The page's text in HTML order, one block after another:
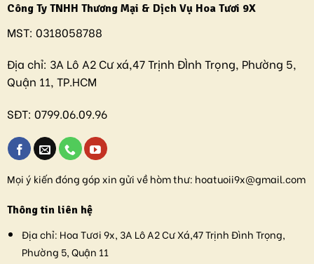
Công Ty TNHH Thương Mại & Dịch Vụ Hoa Tươi 9X
MST: 0318058788
Địa chỉ: 3A Lô A2 Cư xá,47 Trịnh ĐÌnh Trọng, Phường 5,
Quận 11, TP.HCM
SĐT: 0799.06.09.96
Mọi ý kiến đóng góp xin gửi về hòm thư: hoatuoii9x@gmail.com
Thông tin liên hệ
Địa chỉ: Hoa Tươi 9x, 3A Lô A2 Cư Xá,47 Trịnh Đình Trọng,
Phường 5, Quận 11